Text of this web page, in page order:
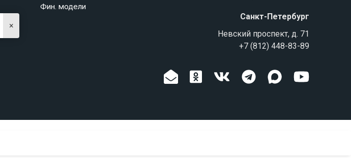
Фин. модели
×
Санкт-Петербург
Невский проспект, д. 71
+7 (812) 448-83-89